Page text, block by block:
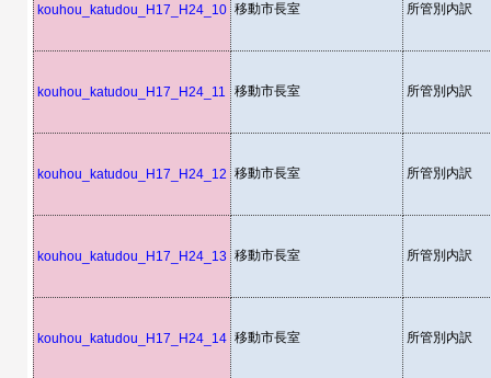
kouhou_katudou_H17_H24_10 移動市長室 所管別内訳
kouhou_katudou_H17_H24_11 移動市長室 所管別内訳
kouhou_katudou_H17_H24_12 移動市長室 所管別内訳
kouhou_katudou_H17_H24_13 移動市長室 所管別内訳
kouhou_katudou_H17_H24_14 移動市長室 所管別内訳